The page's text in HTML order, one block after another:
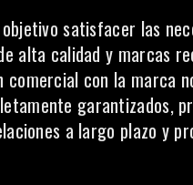
satisfacer las
alta calidad y marcas
con la marca
garantizados,
a largo plazo y